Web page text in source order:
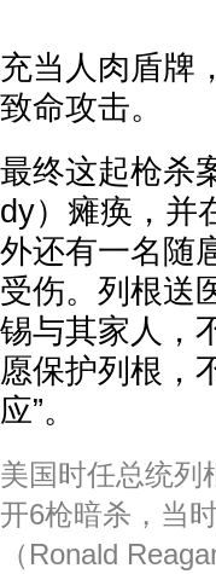
充当人肉盾牌
致命攻击。
最终这起枪杀
dy）瘫痪，并
外还有一名随
受伤。列根送
锡与其家人，
愿保护列根，
应”。
美国时任总统列
开6枪暗杀，当
（Ronald